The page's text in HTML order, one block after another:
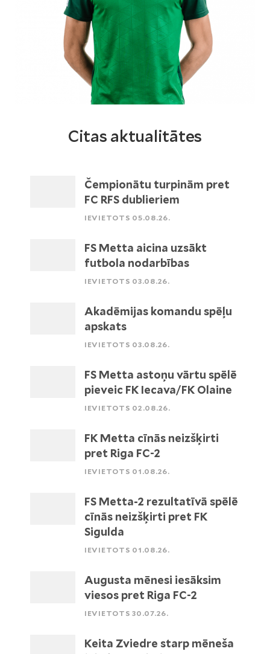
Citas aktualitātes
Čempionātu turpinām pret
FC RFS dublieriem
IEVIETOTS 05.08.26.
FS Metta aicina uzsākt
futbola nodarbības
IEVIETOTS 03.08.26.
Akadēmijas komandu spēļu
apskats
IEVIETOTS 03.08.26.
FS Metta astoņu vārtu spēlē
pieveic FK Iecava/FK Olaine
IEVIETOTS 02.08.26.
FK Metta cīnās neizšķirti
pret Riga FC-2
IEVIETOTS 01.08.26.
FS Metta-2 rezultatīvā spēlē
cīnās neizšķirti pret FK
Sigulda
IEVIETOTS 01.08.26.
Augusta mēnesi iesāksim
viesos pret Riga FC-2
IEVIETOTS 30.07.26.
Keita Zviedre starp mēneša